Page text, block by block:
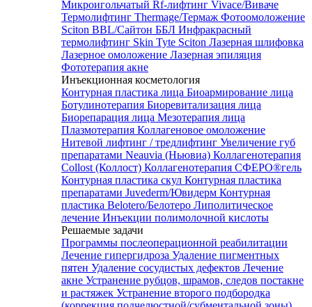
Микроигольчатый Rf-лифтинг Vivace/Виваче
Термолифтинг Thermage/Термаж Фотоомоложение
Sciton BBL/Сайтон ББЛ Инфракрасный
термолифтинг Skin Tyte Sciton Лазерная шлифовка
Лазерное омоложение Лазерная эпиляция
Фототерапия акне
Инъекционная косметология
Контурная пластика лица Биоармирование лица
Ботулинотерапия Биоревитализация лица
Биорепарация лица Мезотерапия лица
Плазмотерапия Коллагеновое омоложение
Нитевой лифтинг / тредлифтинг Увеличение губ
препаратами Neauvia (Ньювиа) Коллагенотерапия
Collost (Коллост) Коллагенотерапия СФЕРО®гель
Контурная пластика скул Контурная пластика
препаратами Juvederm/Ювидерм Контурная
пластика Belotero/Белотеро Липолитическое
лечение Инъекции полимолочной кислоты
Решаемые задачи
Программы послеоперационной реабилитации
Лечение гипергидроза Удаление пигментных
пятен Удаление сосудистых дефектов Лечение
акне Устранение рубцов, шрамов, следов постакне
и растяжек Устранение второго подбородка